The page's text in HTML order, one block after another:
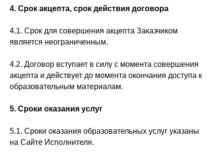
4. Срок акцепта, срок действия договора
4.1. Срок для совершения акцепта Заказчиком
является неограниченным.
4.2. Договор вступает в силу с момента совершения
акцепта и действует до момента окончания доступа к
образовательным материалам.
5. Сроки оказания услуг
5.1. Сроки оказания образовательных услуг указаны
на Сайте Исполнителя.